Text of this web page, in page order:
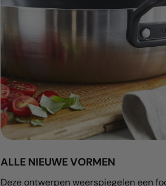
ALLE NIEUWE VORMEN
Deze ontwerpen weerspiegelen een